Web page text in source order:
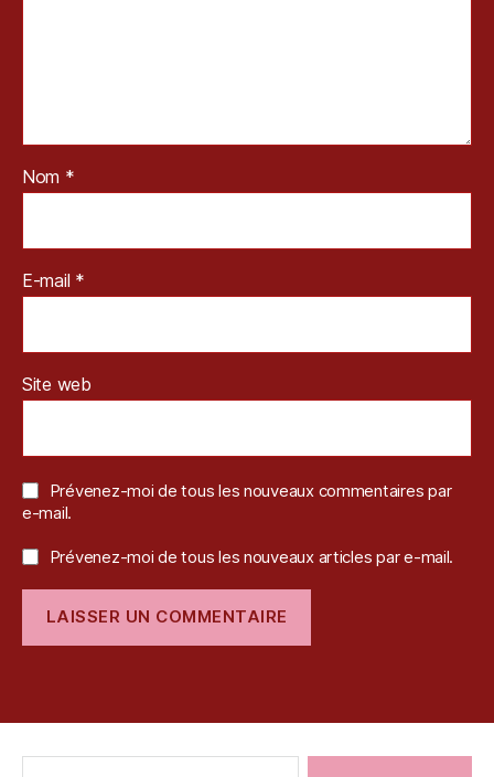
ni
x
T
st
Nom *
E-mail *
Site web
Prévenez-moi de tous les nouveaux commentaires par
e-mail.
Prévenez-moi de tous les nouveaux articles par e-mail.